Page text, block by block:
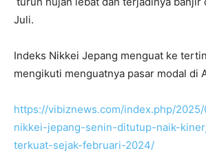
Juli.
Indeks Nikkei Jepang menguat ke
mengikuti menguatnya pasar modal di
https://vibiznews.com/index.php/
nikkei-jepang-senin-ditutup-naik-
terkuat-sejak-februari-2024/